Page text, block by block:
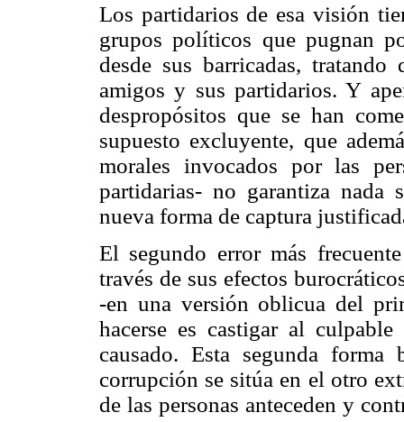
Los partidarios de esa visión
grupos políticos que pugnan
desde sus barricadas,
amigos y sus partidarios. Y
despropósitos que se han
supuesto excluyente, que
morales invocados por las
partidarias- no garantiza nada
nueva forma de captura
El segundo error más
través de sus efectos
-en una versión oblicua del
hacerse es castigar al
causado. Esta segunda
corrupción se sitúa en el otro
de las personas anteceden y